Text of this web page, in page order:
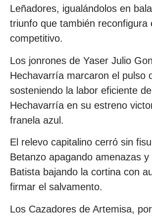
Leñadores, igualándolos en
triunfo que también reconfigura
competitivo.
Los jonrones de Yaser Julio
Hechavarría marcaron el pulso
sosteniendo la labor eficiente
Hechavarría en su estreno
franela azul.
El relevo capitalino cerró sin
Betanzo apagando amenazas y
Batista bajando la cortina con
firmar el salvamento.
Los Cazadores de Artemisa,